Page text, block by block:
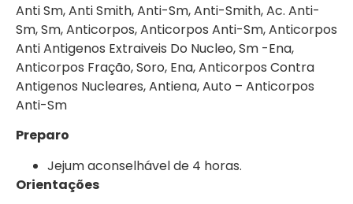
Anti Sm, Anti Smith, Anti-Sm, Anti-Smith, Ac. Anti-
Sm, Sm, Anticorpos, Anticorpos Anti-Sm, Anticorpos
Anti Antigenos Extraiveis Do Nucleo, Sm -Ena,
Anticorpos Fração, Soro, Ena, Anticorpos Contra
Antigenos Nucleares, Antiena, Auto – Anticorpos
Anti-Sm
Preparo
Jejum aconselhável de 4 horas.
Orientações